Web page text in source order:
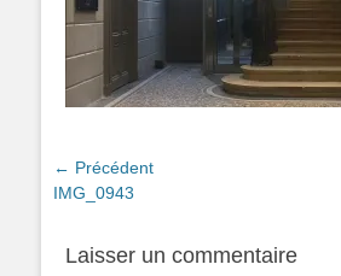
Navigation
de
← Précédent
Article
IMG_0943
Laisser un commentaire